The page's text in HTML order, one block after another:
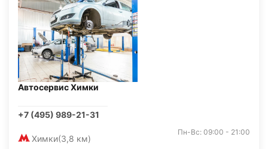
Автосервис Химки
+7 (495) 989-21-31
Химки(3,8 км)
Пн-Вс: 09:00 - 21:00